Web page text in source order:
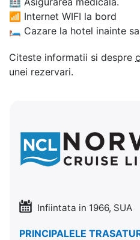
📶 Internet WIFI la bord
🛏 Cazare la hotel inainte
Citeste informatii si despre
unei rezervari.
Infiintata in 1966, SUA
PRINCIPALELE